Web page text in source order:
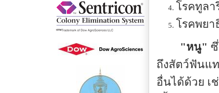
โรคทูลา
โรคพยา
"หนู"
ถึงสัตว์ฟันแ
อื่นได้ด้วย เ